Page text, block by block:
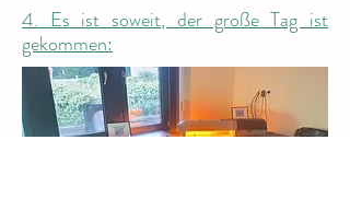
4. Es ist soweit, der große Tag ist
gekommen: